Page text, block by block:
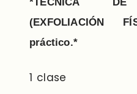
(EXFOLIACIÓN
práctico.*
1 clase